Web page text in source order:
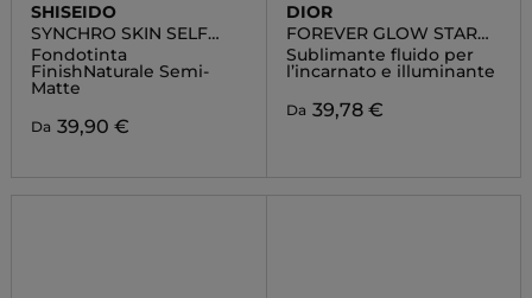
SHISEIDO
SYNCHRO SKIN SELF
REFRESHING
FOUNDATION
Fondotinta
FinishNaturale Semi-
Matte
Da 39,90 €
DIOR
FOREVER GLOW STAR
FILTER
Sublimante fluido per
l’incarnato e illuminante
Da 39,78 €